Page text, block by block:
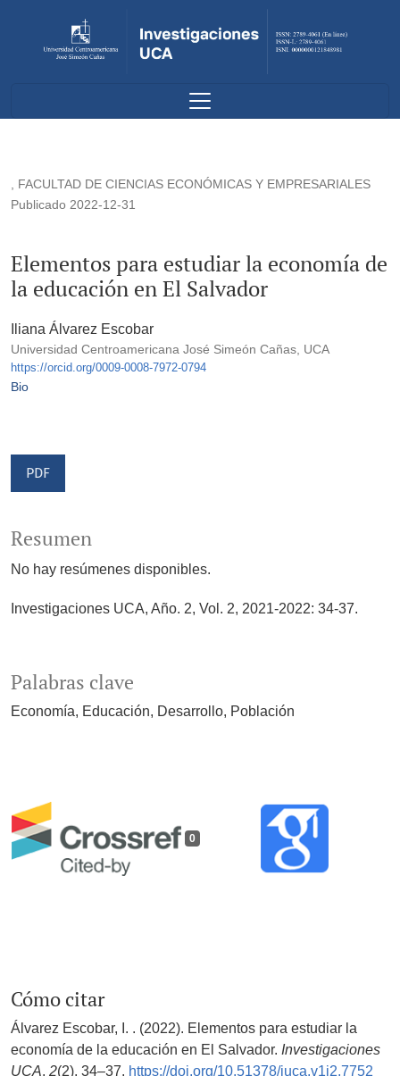
Elementos para estudiar la economía de la educación en El
FACULTAD DE CIENCIAS ECONÓMICAS Y EMPRESARIALES
Elementos para estudiar la economía de
la educación en El Salvador
Publicado 2022-12-31
Iliana Álvarez Escobar
Universidad Centroamericana José Simeón Cañas, UCA
https://orcid.org/0009-0008-7972-0794
Bio
PDF
Palabras clave
Economía Educación Desarrollo Población
0
Cómo citar
Álvarez Escobar, I. . (2022). Elementos para estudiar la
economía de la educación en El Salvador. Investigaciones
UCA, 2(2), 34–37. https://doi.org/10.51378/iuca.v1i2.7752
Resumen
No hay resúmenes disponibles.
Investigaciones UCA, Año. 2, Vol. 2, 2021-2022: 34-37.